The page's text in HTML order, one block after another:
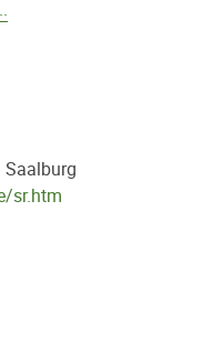
Saalburg
sr.htm